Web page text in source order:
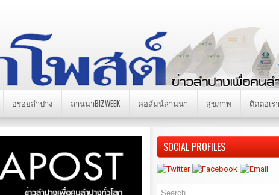
อร่อยลำปาง ลานนาBIZWEEK คอลัมน์ลานนา สุขภาพ ติดต่อเรา
SOCIAL PROFILES